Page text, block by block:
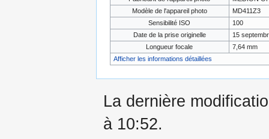
Modèle de l'appareil photo
MD411Z3
Sensibilité ISO
100
Date de la prise originelle
15
Longueur focale
7,64 mm
Afficher les informations détaillées
La dernière
à 10:52.